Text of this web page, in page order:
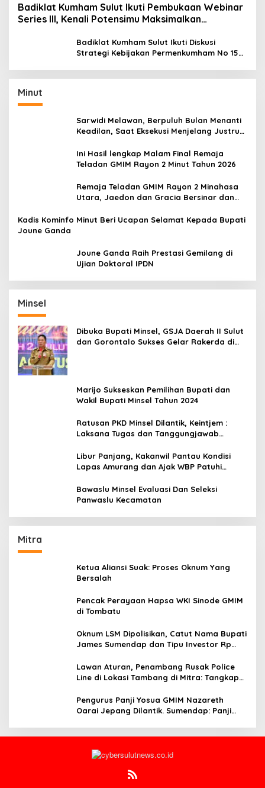
Badiklat Kumham Sulut Ikuti Pembukaan Webinar
Series III, Kenali Potensimu Maksimalkan
Badiklat Kumham Sulut Ikuti Diskusi
Strategi Kebijakan Permenkumham No 15
Minut
Sarwidi Melawan, Berpuluh Bulan Menanti
Keadilan, Saat Eksekusi Menjelang Justru
Ini Hasil lengkap Malam Final Remaja
Teladan GMIM Rayon 2 Minut Tahun 2026
Remaja Teladan GMIM Rayon 2 Minahasa
Utara, Jaedon dan Gracia Bersinar dan
Kadis Kominfo Minut Beri Ucapan Selamat Kepada Bupati
Joune Ganda
Joune Ganda Raih Prestasi Gemilang di
Ujian Doktoral IPDN
Minsel
Dibuka Bupati Minsel, GSJA Daerah II Sulut
dan Gorontalo Sukses Gelar Rakerda di
Marijo Sukseskan Pemilihan Bupati dan
Wakil Bupati Minsel Tahun 2024
Ratusan PKD Minsel Dilantik, Keintjem :
Laksana Tugas dan Tanggungjawab
Libur Panjang, Kakanwil Pantau Kondisi
Lapas Amurang dan Ajak WBP Patuhi
Bawaslu Minsel Evaluasi Dan Seleksi
Panwaslu Kecamatan
Mitra
Ketua Aliansi Suak: Proses Oknum Yang
Bersalah
Pencak Perayaan Hapsa WKI Sinode GMIM
di Tombatu
Oknum LSM Dipolisikan, Catut Nama Bupati
James Sumendap dan Tipu Investor Rp
Lawan Aturan, Penambang Rusak Police
Line di Lokasi Tambang di Mitra: Tangkap
Pengurus Panji Yosua GMIM Nazareth
Oarai Jepang Dilantik. Sumendap: Panji